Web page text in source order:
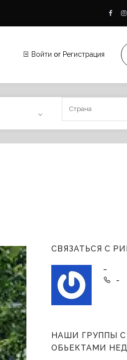
Войти or Регистрация
СВЯЗАТЬСЯ С
-
-
НАШИ ГРУППЫ
ОБЬЕКТАМИ